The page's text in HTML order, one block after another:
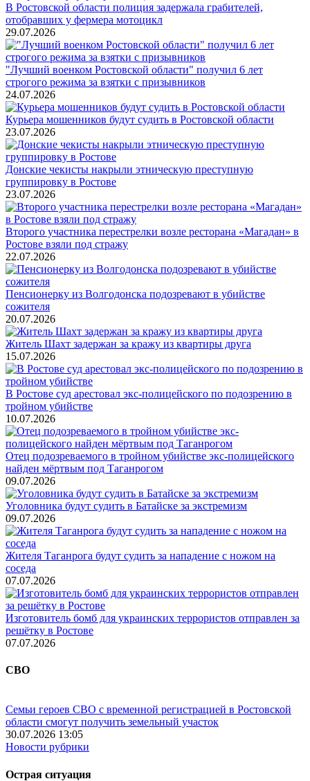
В Ростовской области полиция задержала грабителей,
отобравших у фермера мотоцикл
29.07.2026
"Лучший военком Ростовской области" получил 6 лет
строгого режима за взятки с призывников
24.07.2026
Курьера мошенников будут судить в Ростовской области
23.07.2026
Донские чекисты накрыли этническую преступную
группировку в Ростове
23.07.2026
Второго участника перестрелки возле ресторана «Магадан» в
Ростове взяли под стражу
22.07.2026
Пенсионерку из Волгодонска подозревают в убийстве
сожителя
20.07.2026
Житель Шахт задержан за кражу из квартиры друга
15.07.2026
В Ростове суд арестовал экс-полицейского по подозрению в
тройном убийстве
10.07.2026
Отец подозреваемого в тройном убийстве экс-полицейского
найден мёртвым под Таганрогом
09.07.2026
Уголовника будут судить в Батайске за экстремизм
09.07.2026
Жителя Таганрога будут судить за нападение с ножом на
соседа
07.07.2026
Изготовитель бомб для украинских террористов отправлен за
решётку в Ростове
07.07.2026
СВО
Семьи героев СВО с временной регистрацией в Ростовской
области смогут получить земельный участок
30.07.2026 13:05
Новости рубрики
Острая ситуация